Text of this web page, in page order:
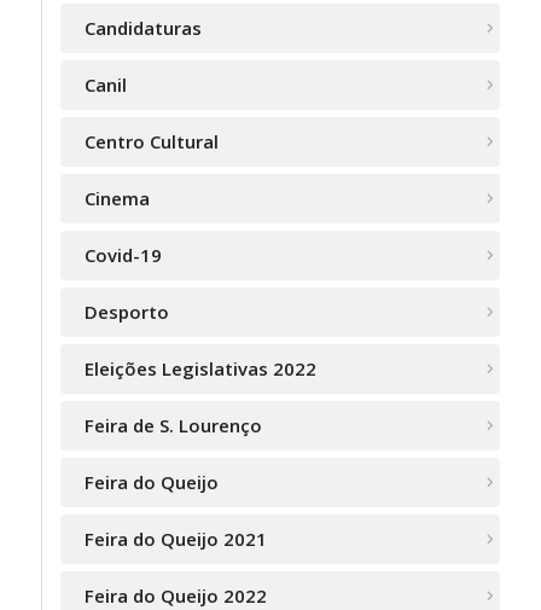
Candidaturas
Canil
Centro Cultural
Cinema
Covid-19
Desporto
Eleições Legislativas 2022
Feira de S. Lourenço
Feira do Queijo
Feira do Queijo 2021
Feira do Queijo 2022